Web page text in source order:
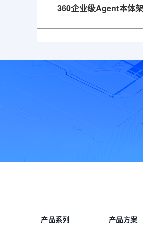
360企业级Agent本体
产品系列 产品方案